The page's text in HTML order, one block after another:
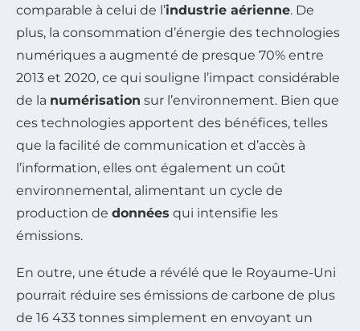
comparable à celui de l’industrie aérienne. De
plus, la consommation d’énergie des technologies
numériques a augmenté de presque 70% entre
2013 et 2020, ce qui souligne l’impact considérable
de la numérisation sur l’environnement. Bien que
ces technologies apportent des bénéfices, telles
que la facilité de communication et d’accès à
l’information, elles ont également un coût
environnemental, alimentant un cycle de
production de données qui intensifie les
émissions.
En outre, une étude a révélé que le Royaume-Uni
pourrait réduire ses émissions de carbone de plus
de 16 433 tonnes simplement en envoyant un